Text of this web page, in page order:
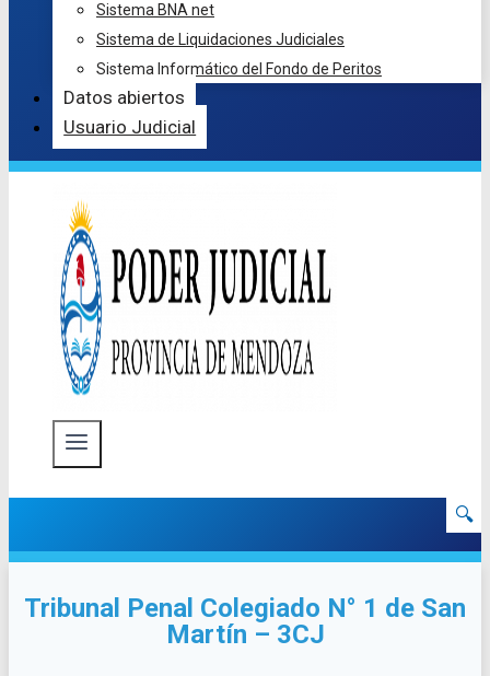
Sistema BNA net
Sistema de Liquidaciones Judiciales
Sistema Informático del Fondo de Peritos
Datos abiertos
Usuario Judicial
🔍
Tribunal Penal Colegiado N° 1 de San
Martín – 3CJ